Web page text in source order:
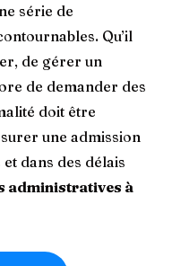
série de
Qu’il
de gérer un
de demander des
doit être
une admission
dans des délais
administratives à